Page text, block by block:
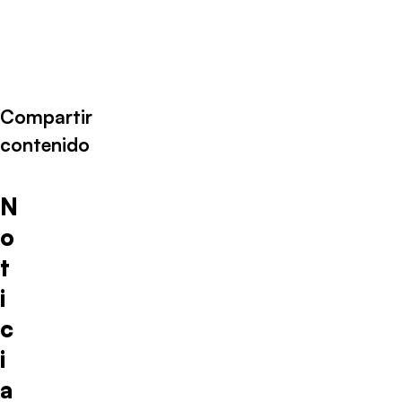
Compartir
contenido
N
o
t
i
c
i
a